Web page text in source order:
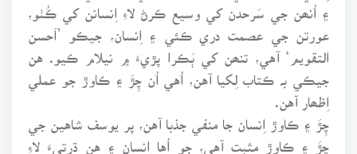
۽ اُنھن جي سَرحدن کي وسيع ڪرڻ لاءِ اِنسانن کي ڪُٺو،
عورتن جي عصمت دري ڪئي ۽ اِنسان، جيڪو ’اَحسن
التقويم‘ آهي، تنھن کي ٻَڪرا پڙيءَ ۾ نيلام ڪيو. هن
جيڪي بہ ڪتاب لِکيا آهن، اُهي اُن چِڙَ ۽ ڪاوڙ جو عملي
اِظھار آهن.
چِڙَ ۽ ڪاوڙ اِنسان جا منفي جذبا آهن، پر يوسف شاهين جي
چِڙَ ۽ ڪاوڙ مثبت آهي، جو اُها اِنسان ۽ هن ڌرتيءَ لاءِ